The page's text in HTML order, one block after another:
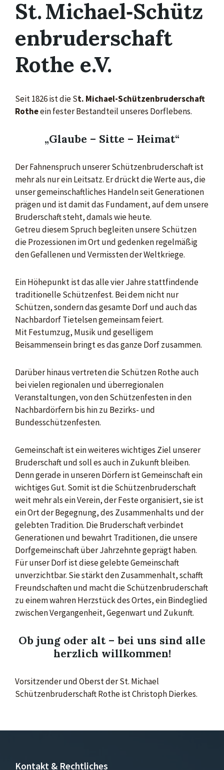
St. Michael‑Schütz
enbruderschaft
Rothe e.V.
Seit 1826 ist die St. Michael-Schützenbruderschaft
Rotheein fester Bestandteil unseres Dorflebens.
„Glaube – Sitte – Heimat“
Der Fahnenspruch unserer Schützenbruderschaft ist
mehr als nur ein Leitsatz. Er drückt die Werte aus, die
unser gemeinschaftliches Handeln seit Generationen
prägen und ist damit das Fundament, auf dem unsere
Bruderschaft steht, damals wie heute.
Getreu diesem Spruch begleiten unsere Schützen
die Prozessionen im Ort und gedenken regelmäßig
den Gefallenen und Vermissten der Weltkriege.
Ein Höhepunkt ist das alle vier Jahre stattfindende
traditionelle Schützenfest. Bei dem nicht nur
Schützen, sondern das gesamte Dorf und auch das
Nachbardorf Tietelsen gemeinsam feiert.
Mit Festumzug, Musik und geselligem
Beisammensein bringt es das ganze Dorf zusammen.
Darüber hinaus vertreten die Schützen Rothe auch
bei vielen regionalen und überregionalen
Veranstaltungen, von den Schützenfesten in den
Nachbardörfern bis hin zu Bezirks- und
Bundesschützenfesten.
Gemeinschaft ist ein weiteres wichtiges Ziel unserer
Bruderschaft und soll es auch in Zukunft bleiben.
Denn gerade in unseren Dörfern ist Gemeinschaft ein
wichtiges Gut. Somit ist die Schützenbruderschaft
weit mehr als ein Verein, der Feste organisiert, sie ist
ein Ort der Begegnung, des Zusammenhalts und der
gelebten Tradition. Die Bruderschaft verbindet
Generationen und bewahrt Traditionen, die unsere
Dorfgemeinschaft über Jahrzehnte geprägt haben.
Für unser Dorf ist diese gelebte Gemeinschaft
unverzichtbar. Sie stärkt den Zusammenhalt, schafft
Freundschaften und macht die Schützenbruderschaft
zu einem wahren Herzstück des Ortes, ein Bindeglied
zwischen Vergangenheit, Gegenwart und Zukunft.
Ob jung oder alt – bei uns sind alle
herzlich willkommen!
Vorsitzender und Oberst der St. Michael
Schützenbruderschaft Rothe ist Christoph Dierkes.
Kontakt & Rechtliches